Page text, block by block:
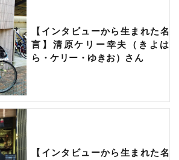
【インタビューから生まれた名
言】清原ケリー幸夫（きよは
ら・ケリー・ゆきお）さん
【インタビューから生まれた名